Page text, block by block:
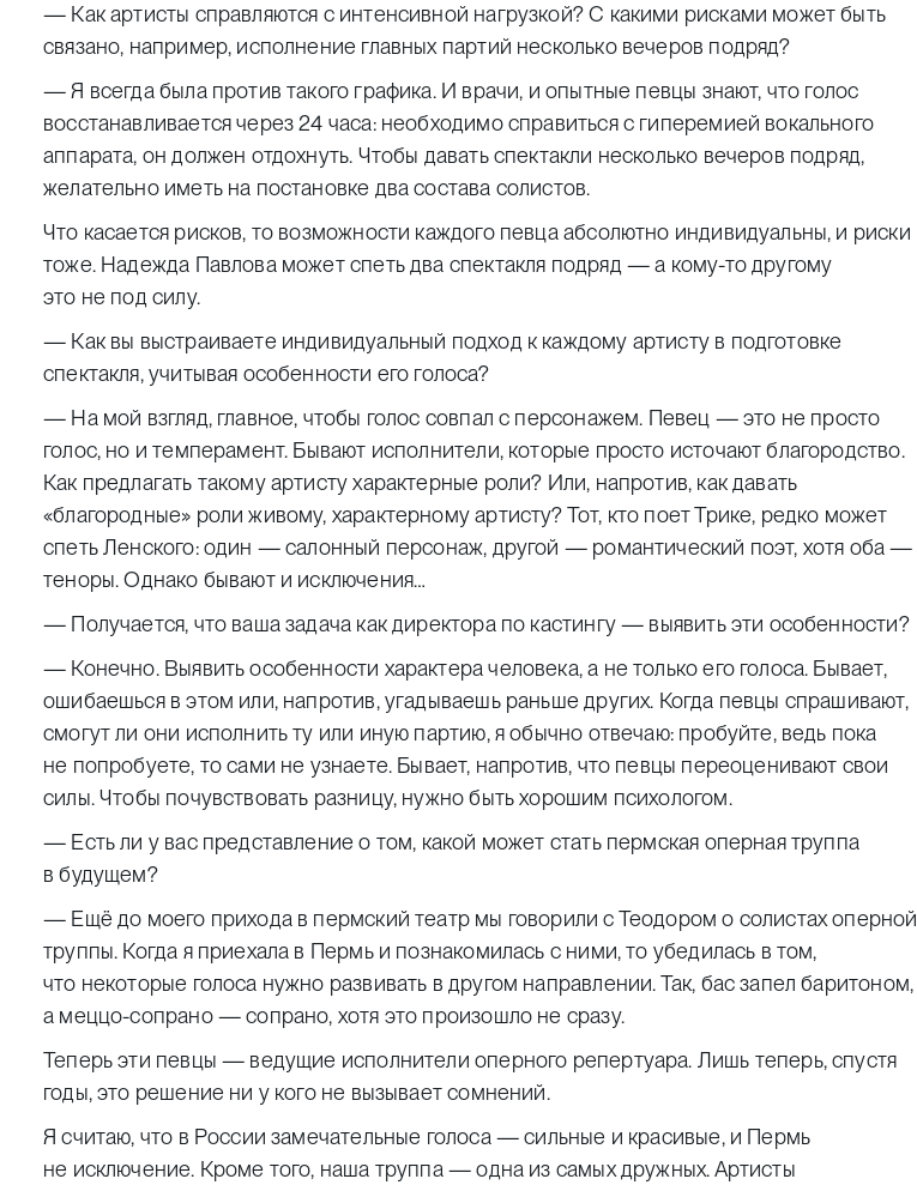
— Как артисты справляются с интенсивной нагрузкой? С какими рисками может быть
связано, например, исполнение главных партий несколько вечеров подряд?
— Я всегда была против такого графика. И врачи, и опытные певцы знают, что голос
восстанавливается через 24 часа: необходимо справиться с гиперемией вокального
аппарата, он должен отдохнуть. Чтобы давать спектакли несколько вечеров подряд,
желательно иметь на постановке два состава солистов.
Что касается рисков, то возможности каждого певца абсолютно индивидуальны, и риски
тоже. Надежда Павлова может спеть два спектакля подряд — а кому-то другому
это не под силу.
— Как вы выстраиваете индивидуальный подход к каждому артисту в подготовке
спектакля, учитывая особенности его голоса?
— На мой взгляд, главное, чтобы голос совпал с персонажем. Певец — это не просто
голос, но и темперамент. Бывают исполнители, которые просто источают благородство.
Как предлагать такому артисту характерные роли? Или, напротив, как давать
«благородные» роли живому, характерному артисту? Тот, кто поет Трике, редко может
спеть Ленского: один — салонный персонаж, другой — романтический поэт, хотя оба —
теноры. Однако бывают и исключения…
— Получается, что ваша задача как директора по кастингу — выявить эти особенности?
— Конечно. Выявить особенности характера человека, а не только его голоса. Бывает,
ошибаешься в этом или, напротив, угадываешь раньше других. Когда певцы спрашивают,
смогут ли они исполнить ту или иную партию, я обычно отвечаю: пробуйте, ведь пока
не попробуете, то сами не узнаете. Бывает, напротив, что певцы переоценивают свои
силы. Чтобы почувствовать разницу, нужно быть хорошим психологом.
— Есть ли у вас представление о том, какой может стать пермская оперная труппа
в будущем?
— Ещё до моего прихода в пермский театр мы говорили с Теодором о солистах оперной
труппы. Когда я приехала в Пермь и познакомилась с ними, то убедилась в том,
что некоторые голоса нужно развивать в другом направлении. Так, бас запел баритоном,
а меццо-сопрано — сопрано, хотя это произошло не сразу.
Теперь эти певцы — ведущие исполнители оперного репертуара. Лишь теперь, спустя
годы, это решение ни у кого не вызывает сомнений.
Я считаю, что в России замечательные голоса — сильные и красивые, и Пермь
не исключение. Кроме того, наша труппа — одна из самых дружных. Артисты